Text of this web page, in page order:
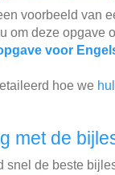
voorbeeld van
om deze opgave
voor
hoe we
met de
snel de beste